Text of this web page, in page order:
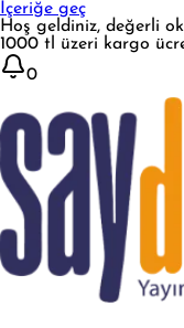
İçeriğe geç
Hoş geldiniz, değerli
1000 tl üzeri kargo
0